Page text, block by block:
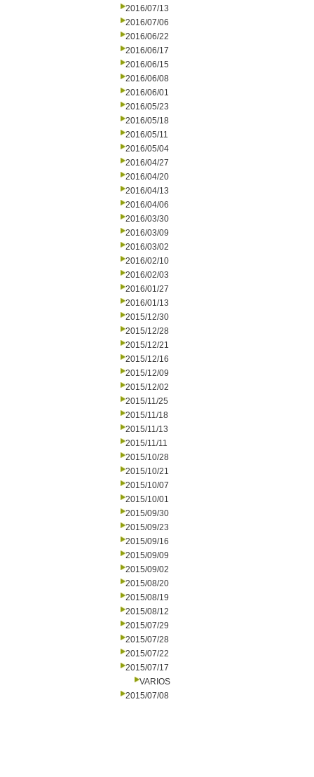
2016/07/13
2016/07/06
2016/06/22
2016/06/17
2016/06/15
2016/06/08
2016/06/01
2016/05/23
2016/05/18
2016/05/11
2016/05/04
2016/04/27
2016/04/20
2016/04/13
2016/04/06
2016/03/30
2016/03/09
2016/03/02
2016/02/10
2016/02/03
2016/01/27
2016/01/13
2015/12/30
2015/12/28
2015/12/21
2015/12/16
2015/12/09
2015/12/02
2015/11/25
2015/11/18
2015/11/13
2015/11/11
2015/10/28
2015/10/21
2015/10/07
2015/10/01
2015/09/30
2015/09/23
2015/09/16
2015/09/09
2015/09/02
2015/08/20
2015/08/19
2015/08/12
2015/07/29
2015/07/28
2015/07/22
2015/07/17
VARIOS
2015/07/08